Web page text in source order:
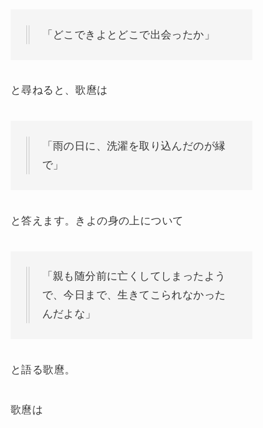
「どこできよとどこで出会ったか」
と尋ねると、歌麿は
「雨の日に、洗濯を取り込んだのが縁
で」
と答えます。きよの身の上について
「親も随分前に亡くしてしまったよう
で、今日まで、生きてこられなかった
んだよな」
と語る歌麿。
歌麿は